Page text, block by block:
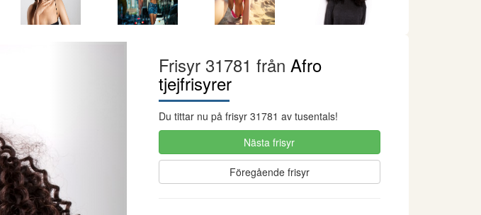
Frisyr 31781 från Afro
tjejfrisyrer
Du tittar nu på frisyr 31781 av tusentals!
Nästa frisyr
Föregående frisyr